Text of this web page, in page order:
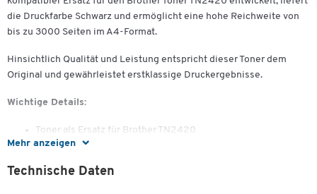
Mehr anzeigen
die Druckfarbe Schwarz und ermöglicht eine hohe Reichweite von
bis zu 3000 Seiten im A4-Format.
Hinsichtlich Qualität und Leistung entspricht dieser Toner dem
Original und gewährleistet erstklassige Druckergebnisse.
Wichtige Details:
Toner als Ersatz für Brother TN2420
Druckfarbe: schwarz
Technische Daten